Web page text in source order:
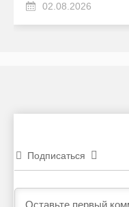
02.08.2026
Подписаться